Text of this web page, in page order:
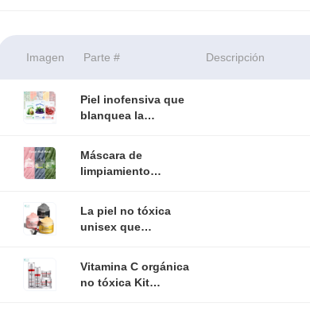
Imagen Parte # Descripción
Piel inofensiva que
blanquea la
de la hoja de la
fruta del cuidado
Máscara de
limpiamiento
Multiscene, Clay
Face Mask
La piel no tóxica
unisex que
del cuidado fijó
para reduce
Vitamina C orgánica
no tóxica Kit